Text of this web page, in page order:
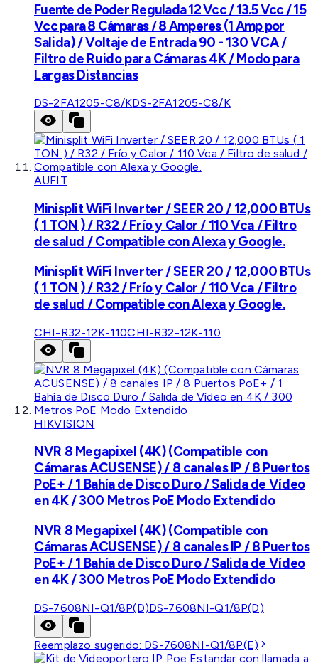
Fuente de Poder Regulada 12 Vcc / 13.5 Vcc / 15
Vcc para 8 Cámaras / 8 Amperes (1 Amp por
Salida) / Voltaje de Entrada 90 - 130 VCA /
Filtro de Ruido para Cámaras 4K / Modo para
Largas Distancias
DS-2FA1205-C8/KDS-2FA1205-C8/K
AUFIT
Minisplit WiFi Inverter / SEER 20 / 12,000 BTUs
( 1 TON ) / R32 / Frío y Calor / 110 Vca / Filtro
de salud / Compatible con Alexa y Google.
Minisplit WiFi Inverter / SEER 20 / 12,000 BTUs
( 1 TON ) / R32 / Frío y Calor / 110 Vca / Filtro
de salud / Compatible con Alexa y Google.
CHI-R32-12K-110CHI-R32-12K-110
HIKVISION
NVR 8 Megapixel (4K) (Compatible con
Cámaras ACUSENSE) / 8 canales IP / 8 Puertos
PoE+ / 1 Bahía de Disco Duro / Salida de Vídeo
en 4K / 300 Metros PoE Modo Extendido
NVR 8 Megapixel (4K) (Compatible con
Cámaras ACUSENSE) / 8 canales IP / 8 Puertos
PoE+ / 1 Bahía de Disco Duro / Salida de Vídeo
en 4K / 300 Metros PoE Modo Extendido
DS-7608NI-Q1/8P(D)DS-7608NI-Q1/8P(D)
Reemplazo sugerido: DS-7608NI-Q1/8P(E)